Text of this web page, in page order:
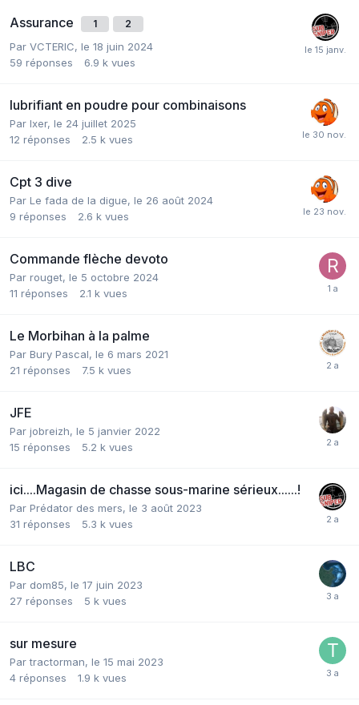
Assurance 1 2
Par VCTERIC, le 18 juin 2024
59 réponses 6.9 k vues
lubrifiant en poudre pour combinaisons
Par Ixer, le 24 juillet 2025
12 réponses 2.5 k vues
Cpt 3 dive
Par Le fada de la digue, le 26 août 2024
9 réponses 2.6 k vues
Commande flèche devoto
Par rouget, le 5 octobre 2024
11 réponses 2.1 k vues
Le Morbihan à la palme
Par Bury Pascal, le 6 mars 2021
21 réponses 7.5 k vues
JFE
Par jobreizh, le 5 janvier 2022
15 réponses 5.2 k vues
ici....Magasin de chasse sous-marine sérieux......!
Par Prédator des mers, le 3 août 2023
31 réponses 5.3 k vues
LBC
Par dom85, le 17 juin 2023
27 réponses 5 k vues
sur mesure
Partractorman, le 15 mai 2023
4 réponses 1.9 k vues